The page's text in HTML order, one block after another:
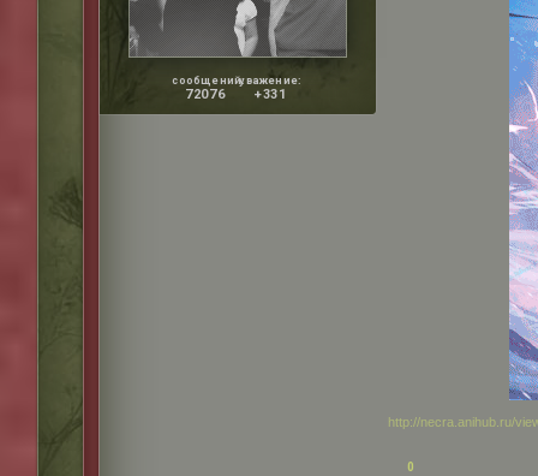
сообщений:
72076
уважение:
+331
http://necra.anihub.ru/
0